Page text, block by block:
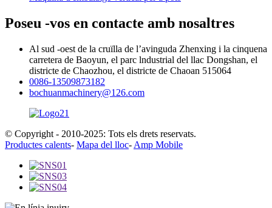
Poseu -vos en contacte amb nosaltres
Al sud -oest de la cruïlla de l’avinguda Zhenxing i la cinquena
carretera de Baoyun, el parc lndustrial del llac Dongshan, el
districte de Chaozhou, el districte de Chaoan 515064
0086-13509873182
bochuanmachinery@126.com
© Copyright - 2010-2025: Tots els drets reservats.
Productes calents- Mapa del lloc- Amp Mobile